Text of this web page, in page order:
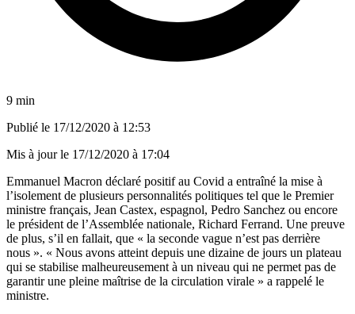
9 min
Publié le 17/12/2020 à 12:53
Mis à jour le 17/12/2020 à 17:04
Emmanuel Macron déclaré positif au Covid a entraîné la mise à
l’isolement de plusieurs personnalités politiques tel que le Premier
ministre français, Jean Castex, espagnol, Pedro Sanchez ou encore
le président de l’Assemblée nationale, Richard Ferrand. Une preuve
de plus, s’il en fallait, que « la seconde vague n’est pas derrière
nous ». « Nous avons atteint depuis une dizaine de jours un plateau
qui se stabilise malheureusement à un niveau qui ne permet pas de
garantir une pleine maîtrise de la circulation virale » a rappelé le
ministre.